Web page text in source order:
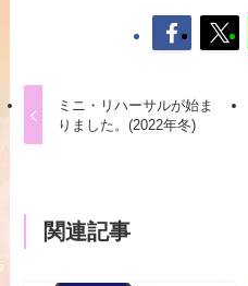
ミニ・リハーサルが始ま
りました。(2022年冬)
関連記事